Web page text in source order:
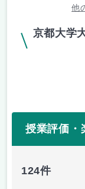
他
京都大学
授業評価・
124件